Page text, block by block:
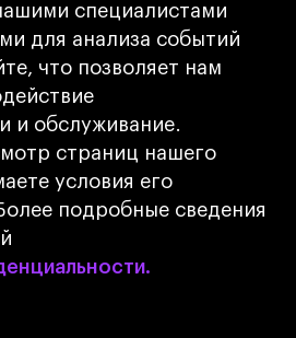
специалистами
для анализа событий
что позволяет нам
и обслуживание.
страниц нашего
условия его
подробные сведения
ВО «Универсальный